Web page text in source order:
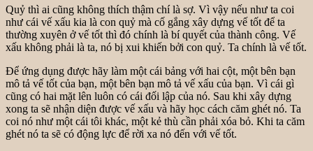
Quỷ thì ai cũng không thích thậm chí là sợ. Vì vậy nếu như ta coi
như cái vế xấu kia là con quỷ mà cố gắng xây dựng vế tốt để ta
thường xuyên ở vế tốt thì đó chính là bí quyết của thành công. Vế
xấu không phải là ta, nó bị xui khiến bởi con quỷ. Ta chính là vế tốt.
Để ứng dụng được hãy làm một cái bảng với hai cột, một bên bạn
mô tả vế tốt của bạn, một bên bạn mô tả vế xấu của bạn. Vì cái gì
cũng có hai mặt lên luôn có cái đối lập của nó. Sau khi xây dựng
xong ta sẽ nhận diện được vế xấu và hãy học cách căm ghét nó. Ta
coi nó như một cái tôi khác, một kẻ thù cần phải xóa bỏ. Khi ta căm
ghét nó ta sẽ có động lực để rời xa nó đến với vế tốt.